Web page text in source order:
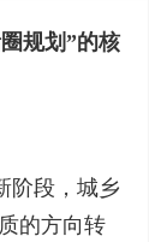
规划”的核
阶段，城乡
的方向转